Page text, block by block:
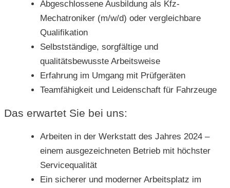
Abgeschlossene Ausbildung als Kfz-
Mechatroniker (m/w/d) oder vergleichbare
Qualifikation
Selbstständige, sorgfältige und
qualitätsbewusste Arbeitsweise
Erfahrung im Umgang mit Prüfgeräten
Teamfähigkeit und Leidenschaft für Fahrzeuge
Das erwartet Sie bei uns:
Arbeiten in der Werkstatt des Jahres 2024 –
einem ausgezeichneten Betrieb mit höchster
Servicequalität
Ein sicherer und moderner Arbeitsplatz im